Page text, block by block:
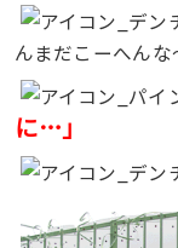
んまだこーへんな
に…」